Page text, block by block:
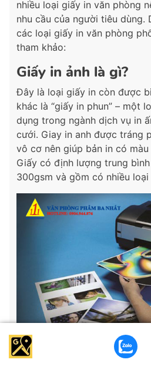
nhiều loại giấy in văn phòng
nhu cầu của người tiêu dùng.
các loại giấy in văn phòng
tham khảo:
Giấy in ảnh là gì?
Đây là loại giấy in còn được
khác là “giấy in phun” – một
dụng trong ngành dịch vụ in
cưới. Giay in anh được tráng
vô cơ nên giúp bản in có
Giấy có định lượng trung
300gsm và gồm có nhiều loại
Giấy ford là gì?